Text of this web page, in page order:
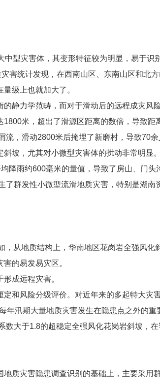
型灾害体，其变形特征较为明显，易于识
害统计发现，在西南山区、东南山区和北
在量级上也就加大了。
静力学范畴，而对于滑动后的远程成灾风
米，超出了滑源区距离的数倍，导致距
，滑动2800米后掩埋了新磨村，导致70余
坡，尤其对小微型灾害体的扰动非常明显
降雨约600毫米的量值，导致了房山、门头
群发性小微型流滑地质灾害，特别是湖南
，从地质结构上，华南地区花岗岩全强风化
的易发易灾区。
成远程灾害。
和风险分级评价。对近年来的多起特大灾
汛期大量地质灾害发生在隐患点之外的重
大于1.8的超稳定全强风化花岗岩斜坡，在
质灾害隐患调查识别的基础上，主要采用